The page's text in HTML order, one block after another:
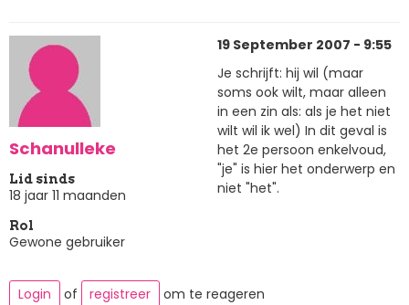
Schanulleke
Lid sinds
18 jaar 11 maanden
Rol
Gewone gebruiker
19 September 2007 - 9:55
Je schrijft: hij wil (maar
soms ook wilt, maar alleen
in een zin als: als je het niet
wilt wil ik wel) In dit geval is
het 2e persoon enkelvoud,
"je" is hier het onderwerp en
niet "het".
Login of registreer om te reageren